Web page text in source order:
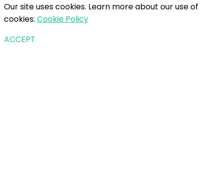
Our site uses cookies. Learn more about our use of
cookies: Cookie Policy
ACCEPT